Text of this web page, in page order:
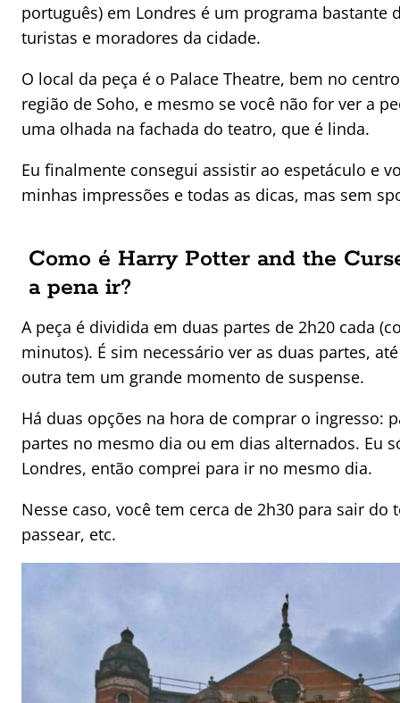
português) em Londres é um programa bastante
turistas e moradores da cidade.
O local da peça é o Palace Theatre, bem no
região de Soho, e mesmo se você não for ver a
uma olhada na fachada do teatro, que é linda.
Eu finalmente consegui assistir ao espetáculo e
minhas impressões e todas as dicas, mas sem
Como é Harry Potter and the
a pena ir?
A peça é dividida em duas partes de 2h20 cada
minutos). É sim necessário ver as duas partes,
outra tem um grande momento de suspense.
Há duas opções na hora de comprar o ingresso:
partes no mesmo dia ou em dias alternados. Eu
Londres, então comprei para ir no mesmo dia.
Nesse caso, você tem cerca de 2h30 para sair do
passear, etc.